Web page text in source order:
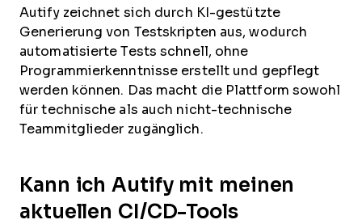
Autify zeichnet sich durch KI-gestützte
Generierung von Testskripten aus, wodurch
automatisierte Tests schnell, ohne
Programmierkenntnisse erstellt und gepflegt
werden können. Das macht die Plattform sowohl
für technische als auch nicht-technische
Teammitglieder zugänglich.
Kann ich Autify mit meinen
aktuellen CI/CD-Tools